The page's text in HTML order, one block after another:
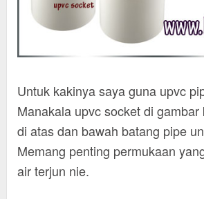
Untuk kakinya saya guna upvc
Manakala upvc socket di gambar
di atas dan bawah batang pipe
Memang penting permukaan
air terjun nie.